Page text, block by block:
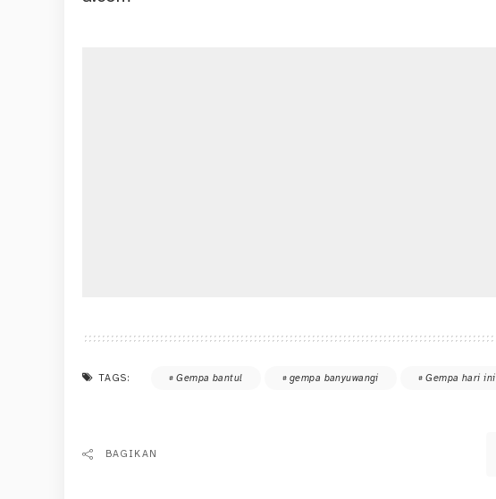
TAGS: Gempa bantul gempa banyuwangi Gempa hari ini
BAGIKAN